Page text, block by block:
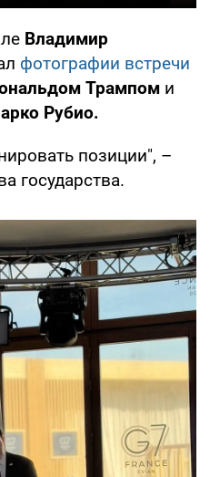
Владимир
фотографии встречи
Трампом и
Рубио.
позиции", –
государства.